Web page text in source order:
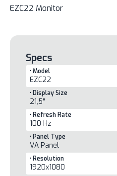
EZC22 Monitor
Specs
• Model
EZC22
• Display Size
21,5"
• Refresh Rate
100 Hz
• Panel Type
VA Panel
• Resolution
1920x1080